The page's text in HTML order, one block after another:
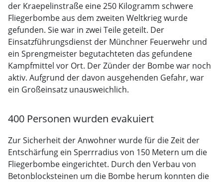
der Kraepelinstraße eine 250 Kilogramm schwere
Fliegerbombe aus dem zweiten Weltkrieg wurde
gefunden. Sie war in zwei Teile geteilt. Der
Einsatzführungsdienst der Münchner Feuerwehr und
ein Sprengmeister begutachteten das gefundene
Kampfmittel vor Ort. Der Zünder der Bombe war noch
aktiv. Aufgrund der davon ausgehenden Gefahr, war
ein Großeinsatz unausweichlich.
400 Personen wurden evakuiert
Zur Sicherheit der Anwohner wurde für die Zeit der
Entschärfung ein Sperrradius von 150 Metern um die
Fliegerbombe eingerichtet. Durch den Verbau von
Betonblocksteinen um die Bombe herum konnten die